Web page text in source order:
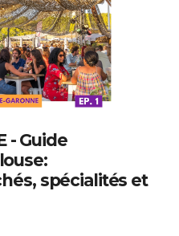
- Guide
spécialités et